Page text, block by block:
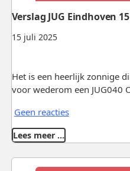
15 juli 2025
Verslag JUG Eindhoven
Het is een heerlijk zonnige
voor wederom een JUG040
Geen reacties
Lees meer …